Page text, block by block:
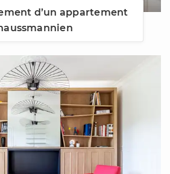
d’un appartement